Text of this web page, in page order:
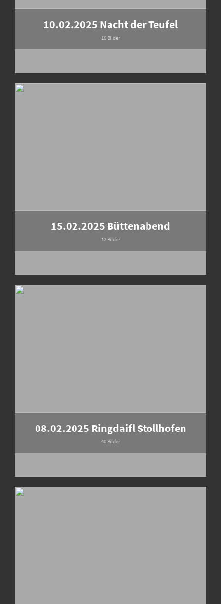
10.02.2025 Nacht der Teufel
10 Bilder
15.02.2025 Büttenabend
12 Bilder
08.02.2025 Ringdaifl Stollhofen
40 Bilder